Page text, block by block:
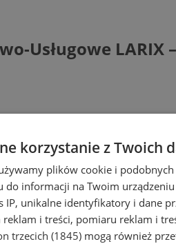
LARIX
korzystanie z Twoich
plików cookie i
do informacji na Twoim
IP, unikalne identyfikatory i dane
i treści, pomiaru reklam i
trzecich (1845) mogą również